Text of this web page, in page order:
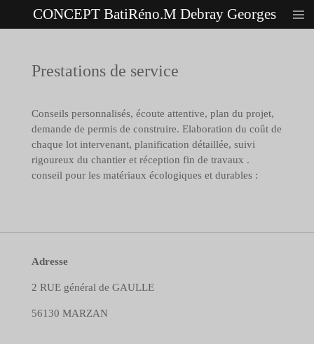
Passer
au
CONCEPT BatiRéno.M Debray Georges
Prestations de service
Conseils personnalisés, écoute attentive, plan du projet,
demande de permis de construire. Elaboration du coût de
chaque lot intervenant, planification détaillée, suivi
rigoureux du chantier et réception fin de travaux .
conseil pour les matériaux écologiques et durables :
Adresse
2 RUE général de GAULLE
56130 MARZAN